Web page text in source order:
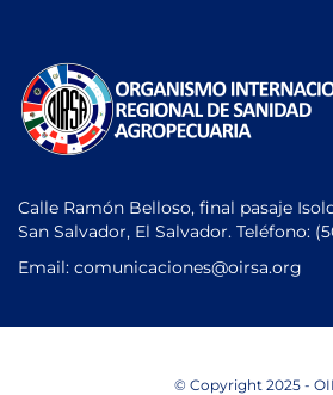
Calle Ramón Belloso, final pasaje
San Salvador, El Salvador. Teléfono:
Email: comunicaciones@oirsa.org
© Copyright 2025 -